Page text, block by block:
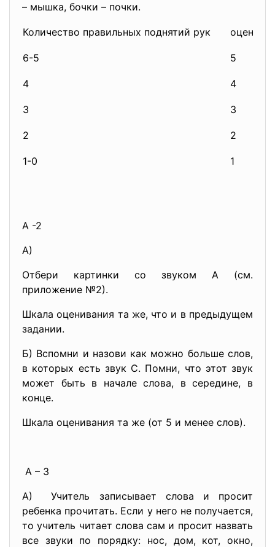
– мышка, бочки – почки.
Количество правильных поднятий рук оценка
6-5 5
4 4
3 3
2 2
1-0 1
А -2
А)
Отбери картинки со звуком А (см.
приложение №2).
Шкала оценивания та же, что и в предыдущем
задании.
Б) Вспомни и назови как можно больше слов,
в которых есть звук С. Помни, что этот звук
может быть в начале слова, в середине, в
конце.
Шкала оценивания та же (от 5 и менее слов).
А – 3
А) Учитель записывает слова и просит
ребенка прочитать. Если у него не получается,
то учитель читает слова сам и просит назвать
все звуки по порядку: нос, дом, кот, окно,